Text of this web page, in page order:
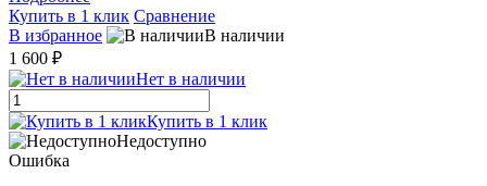
Купить в 1 клик Сравнение
В избранное
В наличии
1 600 ₽
Нет в наличии
Купить в 1 клик
Недоступно
Ошибка